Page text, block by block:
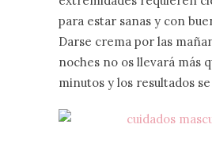
para estar sanas y con
Darse crema por las
noches no os llevará más
minutos y los resultados